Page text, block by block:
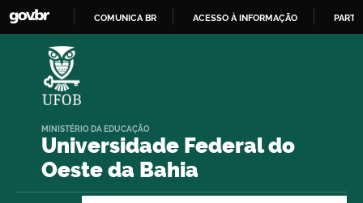
COMUNICA BR ACESSO À INFORMAÇÃO
Universidade Federal do
Oeste da Bahia
MINISTÉRIO DA EDUCAÇÃO